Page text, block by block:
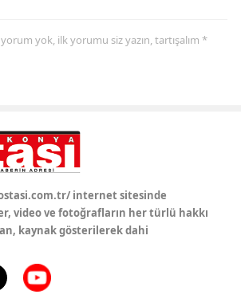
yok, ilk yorumu siz yazın, tartışalım *
internet sitesinde
video ve fotoğrafların her türlü hakkı
kaynak gösterilerek dahi